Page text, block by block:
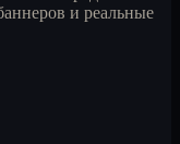
и реальные